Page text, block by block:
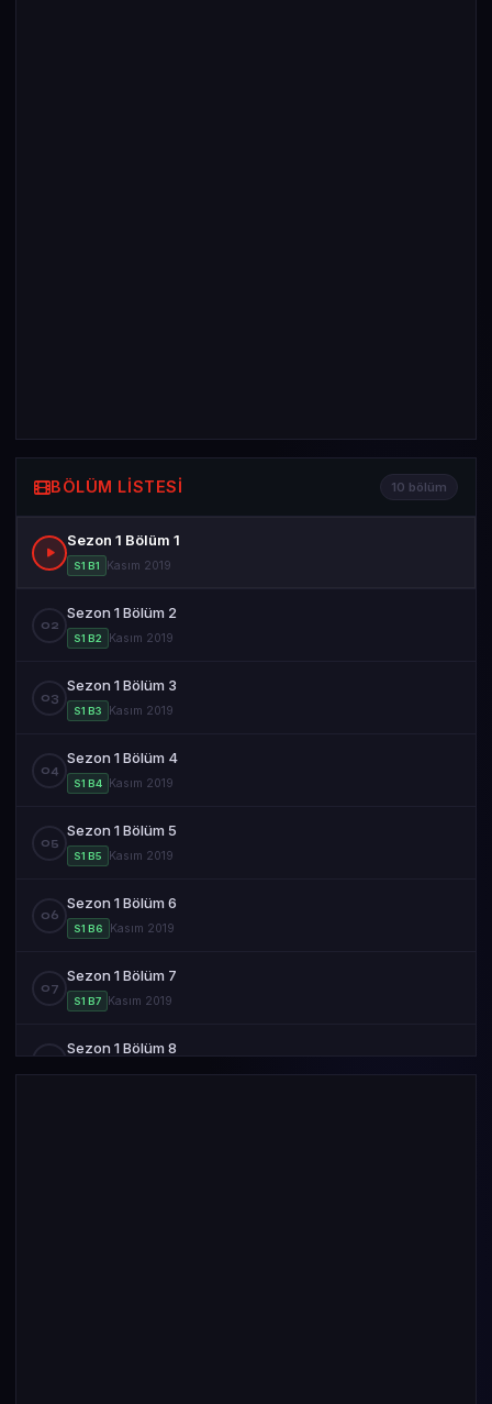
BÖLÜM LISTESI 10 bölüm
Sezon 1 Bölüm 1
S1 B1 Kasım 2019
02
Sezon 1 Bölüm 2
S1 B2 Kasım 2019
03
Sezon 1 Bölüm 3
S1 B3 Kasım 2019
04
Sezon 1 Bölüm 4
S1 B4 Kasım 2019
05
Sezon 1 Bölüm 5
S1 B5 Kasım 2019
06
Sezon 1 Bölüm 6
S1 B6 Kasım 2019
07
Sezon 1 Bölüm 7
S1 B7 Kasım 2019
08
Sezon 1 Bölüm 8
S1 B8 Kasım 2019